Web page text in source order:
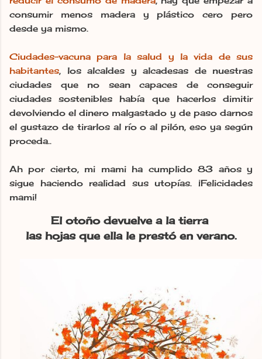
consumir menos madera y plástico cero pero
desde ya mismo.
Ciudades-vacuna para la salud y la vida de sus
habitantes, los alcaldes y alcadesas de nuestras
ciudades que no sean capaces de conseguir
ciudades sostenibles había que hacerlos dimitir
devolviendo el dinero malgastado y de paso darnos
el gustazo de tirarlos al río o al pilón, eso ya según
proceda..
Ah por cierto, mi mami ha cumplido 83 años y
sigue haciendo realidad sus utopías. ¡Felicidades
mami!
El otoño devuelve a la tierra
las hojas que ella le prestó en verano.